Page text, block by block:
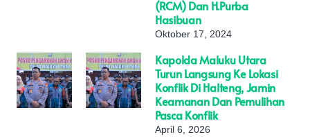
(RCM) Dan H.Purba
Hasibuan
Oktober 17, 2024
Kapolda Maluku Utara
Turun Langsung Ke Lokasi
Konflik Di Halteng, Jamin
Keamanan Dan Pemulihan
Pasca Konflik
April 6, 2026